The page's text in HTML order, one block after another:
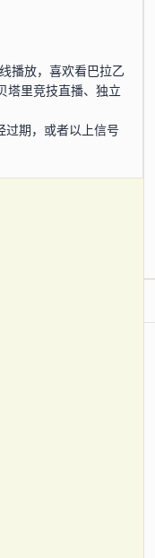
播放，喜欢看巴拉乙
塔里竞技直播、独立
过期，或者以上信号